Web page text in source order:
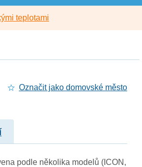
teplotami
Označit jako domovské město
podle několika modelů (ICON,